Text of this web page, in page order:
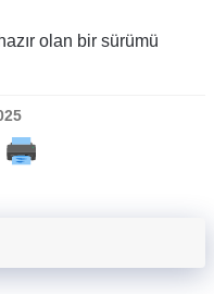
olan bir sürümü